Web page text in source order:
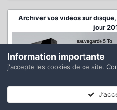
Archiver vos vidéos sur
jour
Information importante
j'accepte les cookies de ce site.